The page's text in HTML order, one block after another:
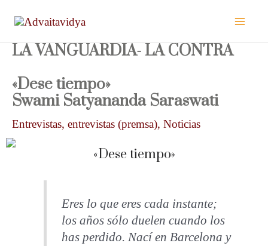
contenido
LA VANGUARDIA- LA CONTRA
«Dese tiempo»
Swami Satyananda Saraswati
Entrevistas, entrevistas (premsa), Noticias
«Dese tiempo»
Eres lo que eres cada instante;
los años sólo duelen cuando los
has perdido. Nací en Barcelona y